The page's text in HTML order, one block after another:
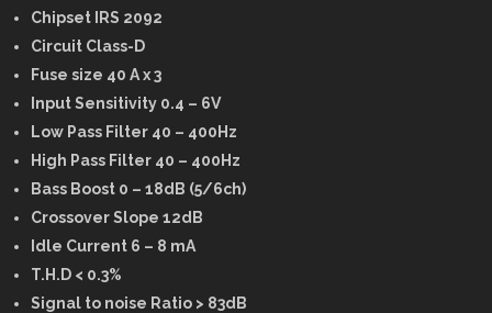
Chipset IRS 2092
Circuit Class-D
Fuse size 40 A x 3
Input Sensitivity 0.4 – 6V
Low Pass Filter 40 – 400Hz
High Pass Filter 40 – 400Hz
Bass Boost 0 – 18dB (5/6ch)
Crossover Slope 12dB
Idle Current 6 – 8 mA
T.H.D < 0.3%
Signal to noise Ratio > 83dB